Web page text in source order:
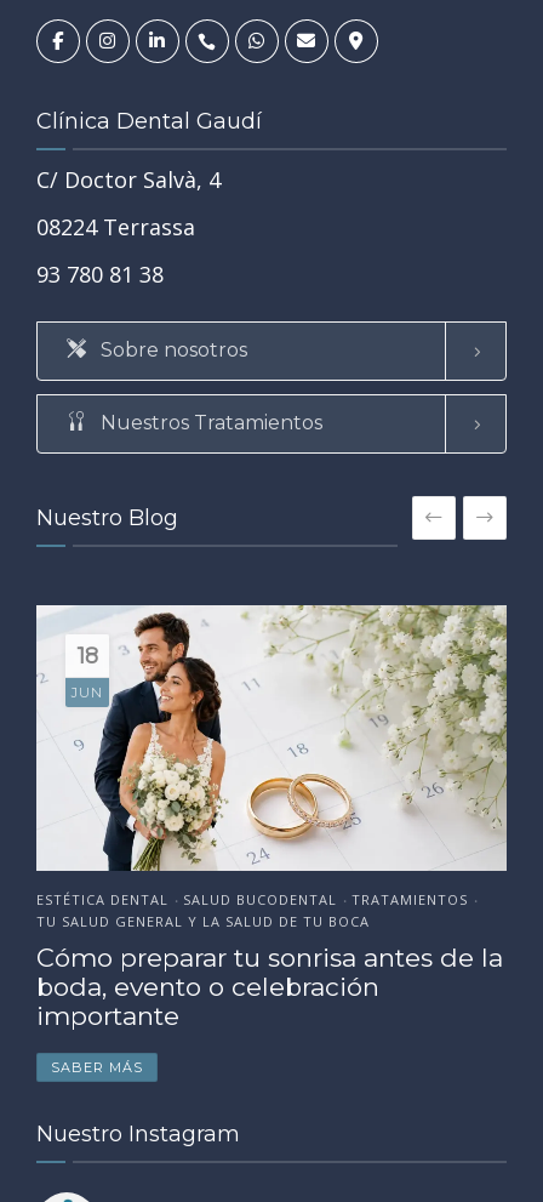
Clínica Dental Gaudí
C/ Doctor Salvà, 4
08224 Terrassa
93 780 81 38
Sobre nosotros
Nuestros Tratamientos
Nuestro Blog
18
JUN
ESTÉTICA DENTAL • SALUD BUCODENTAL • TRATAMIENTOS •
TU SALUD GENERAL Y LA SALUD DE TU BOCA
Cómo preparar tu sonrisa antes de la
boda, evento o celebración
importante
SABER MÁS
Nuestro Instagram